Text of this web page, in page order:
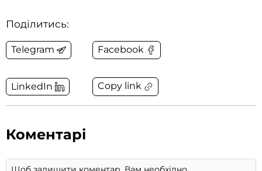
Поділитись:
Telegram Facebook
LinkedIn Copy link
Коментарі